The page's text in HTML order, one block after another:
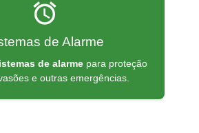
alarm
de Alarme
de alarmepara proteção
e outras emergências.